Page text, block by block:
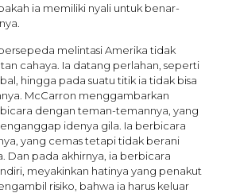
ia memiliki nyali untuk benar-
melintasi Amerika tidak
cahaya. Ia datang perlahan, seperti
hingga pada suatu titik ia tidak bisa
McCarron menggambarkan
dengan teman-temannya, yang
idenya gila. Ia berbicara
yang cemas tetapi tidak berani
Dan pada akhirnya, ia berbicara
meyakinkan hatinya yang penakut
risiko, bahwa ia harus keluar